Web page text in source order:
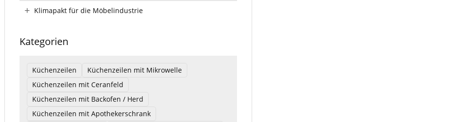
Klimapakt für die Möbelindustrie
Kategorien
Küchenzeilen
Küchenzeilen mit Mikrowelle
Küchenzeilen mit Ceranfeld
Küchenzeilen mit Backofen / Herd
Küchenzeilen mit Apothekerschrank